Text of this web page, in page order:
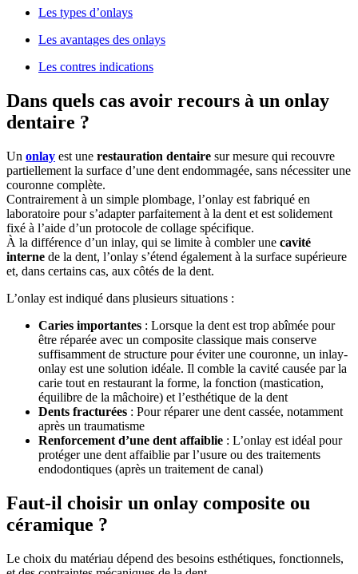
Les types d’onlays
Les avantages des onlays
Les contres indications
Dans quels cas avoir recours à un onlay
dentaire ?
Un onlay est une restauration dentaire sur mesure qui recouvre
partiellement la surface d’une dent endommagée, sans nécessiter une
couronne complète.
Contrairement à un simple plombage, l’onlay est fabriqué en
laboratoire pour s’adapter parfaitement à la dent et est solidement
fixé à l’aide d’un protocole de collage spécifique.
À la différence d’un inlay, qui se limite à combler une cavité
interne de la dent, l’onlay s’étend également à la surface supérieure
et, dans certains cas, aux côtés de la dent.
L’onlay est indiqué dans plusieurs situations :
Caries importantes : Lorsque la dent est trop abîmée pour
être réparée avec un composite classique mais conserve
suffisamment de structure pour éviter une couronne, un inlay-
onlay est une solution idéale. Il comble la cavité causée par la
carie tout en restaurant la forme, la fonction (mastication,
équilibre de la mâchoire) et l’esthétique de la dent
Dents fracturées : Pour réparer une dent cassée, notamment
après un traumatisme
Renforcement d’une dent affaiblie : L’onlay est idéal pour
protéger une dent affaiblie par l’usure ou des traitements
endodontiques (après un traitement de canal)
Faut-il choisir un onlay composite ou
céramique ?
Le choix du matériau dépend des besoins esthétiques, fonctionnels,